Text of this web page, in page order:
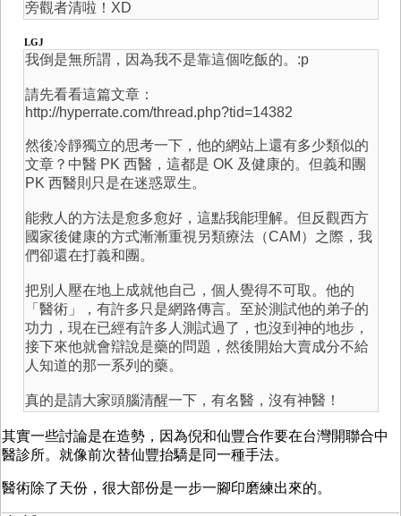
旁觀者清啦！XD
LGJ
我倒是無所謂，因為我不是靠這個吃飯的。:p
請先看看這篇文章：
http://hyperrate.com/thread.php?tid=14382
然後冷靜獨立的思考一下，他的網站上還有多少類似的
文章？中醫 PK 西醫，這都是 OK 及健康的。但義和團
PK 西醫則只是在迷惑眾生。
能救人的方法是愈多愈好，這點我能理解。但反觀西方
國家後健康的方式漸漸重視另類療法（CAM）之際，我
們卻還在打義和團。
把別人壓在地上成就他自己，個人覺得不可取。他的
「醫術」，有許多只是網路傳言。至於測試他的弟子的
功力，現在已經有許多人測試過了，也沒到神的地步，
接下來他就會辯說是藥的問題，然後開始大賣成分不給
人知道的那一系列的藥。
真的是請大家頭腦清醒一下，有名醫，沒有神醫！
其實一些討論是在造勢，因為倪和仙豐合作要在台灣開聯合中
醫診所。就像前次替仙豐抬驕是同一種手法。
醫術除了天份，很大部份是一步一腳印磨練出來的。